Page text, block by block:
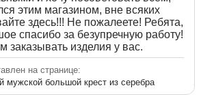
этим магазином, вне всяких
здесь!!! Не пожалеете! Ребята,
спасибо за безупречную работу!
заказывать изделия у вас.
на странице:
мужской большой крест из серебра